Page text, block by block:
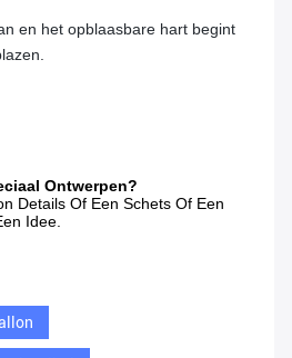
en het opblaasbare hart begint
Ontwerpen?
Details Of Een Schets Of Een
Idee.